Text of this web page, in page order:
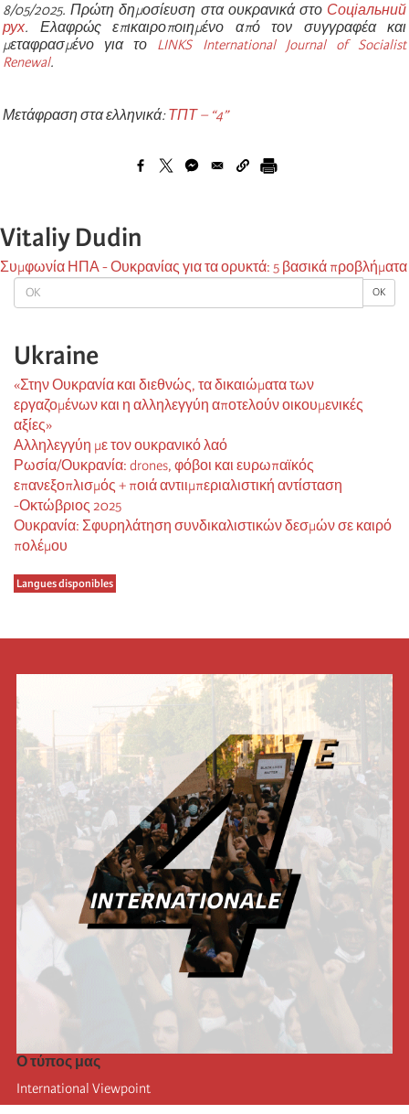
OK OK
Ukraine
«Στην Ουκρανία και διεθνώς, τα δικαιώματα των
εργαζομένων και η αλληλεγγύη αποτελούν οικουμενικές
αξίες»
Αλληλεγγύη με τον ουκρανικό λαό
Ρωσία/Ουκρανία: drones, φόβοι και ευρωπαϊκός
επανεξοπλισμός + ποιά αντιιμπεριαλιστική αντίσταση
-Οκτώβριος 2025
Ουκρανία: Σφυρηλάτηση συνδικαλιστικών δεσμών σε καιρό
πολέμου
Langues disponibles
8/05/2025. Πρώτη δημοσίευση στα ουκρανικά στο Соціальний
рух. Ελαφρώς επικαιροποιημένο από τον συγγραφέα και
μεταφρασμένο για το LINKS International Journal of Socialist
Renewal.
Μετάφραση στα ελληνικά:ΤΠΤ – “4”
Vitaliy Dudin
Συμφωνία ΗΠΑ - Ουκρανίας για τα ορυκτά: 5 βασικά προβλήματα
Ο τύπος μας
International Viewpoint